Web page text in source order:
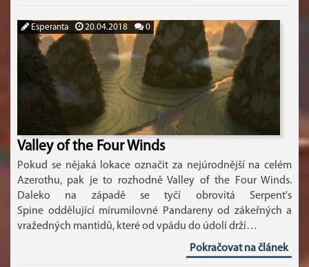
Esperanta 20.04.2018 0
Valley of the Four Winds
Pokud se nějaká lokace označit za nejúrodnější na celém
Azerothu, pak je to rozhodně Valley of the Four Winds.
Daleko na západě se tyčí obrovitá Serpent's
Spine oddělující mírumilovné Pandareny od zákeřných a
vražedných mantidů, které od vpádu do údolí drží…
Pokračovat na článek